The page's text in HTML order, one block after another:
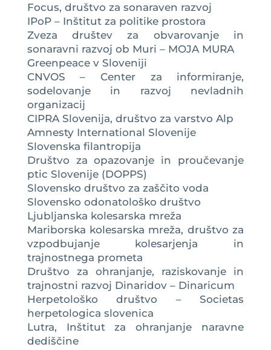
Focus, društvo za sonaraven razvoj
IPoP – Inštitut za politike prostora
Zveza društev za obvarovanje in
sonaravni razvoj ob Muri – MOJA MURA
Greenpeace v Sloveniji
CNVOS – Center za informiranje,
sodelovanje in razvoj nevladnih
organizacij
CIPRA Slovenija, društvo za varstvo Alp
Amnesty International Slovenije
Slovenska filantropija
Društvo za opazovanje in proučevanje
ptic Slovenije (DOPPS)
Slovensko društvo za zaščito voda
Slovensko odonatološko društvo
Ljubljanska kolesarska mreža
Mariborska kolesarska mreža, društvo za
vzpodbujanje kolesarjenja in
trajnostnega prometa
Društvo za ohranjanje, raziskovanje in
trajnostni razvoj Dinaridov – Dinaricum
Herpetološko društvo – Societas
herpetologica slovenica
Lutra, Inštitut za ohranjanje naravne
dediščine